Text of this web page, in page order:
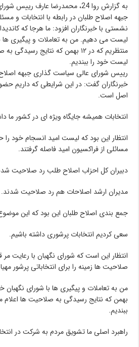
به گزارش روا 24، محمدرضا عارف
جبهه اصلاح طلبان در رابطه با انتخابات و
نشستی با خبرنگاران افزود: ما هرجا که
لیست می دهیم. من به تعاملات و پیگیری ها
منتظریم که در ١٢ بهمن که نتایج
لیست خود را ببندیم.
رییس شورای عالی سیاست گذاری جبهه
خبرنگاران گفت: در این شرایطی که داریم
اصل است.
انتخابات همیشه جایگاه ویژه ای در کشور ما
انتظار این بود که لیست امید انسجام خود را
مسائلی از فراکسیون امید فاصله گرفتند.
دبیران کل احزاب اصلاح طلب رد صلاحیت
مدیران ارشد اصلاحات هم رد صلاحیت شدند.
جمع بندی اصلاح طلبان این بود که این
سعی کردیم انتخابات پرشوری داشته باشیم.
انتظار این است که شورای نگهبان با رعایت
صلاحیت ها زمینه را برای انتخاباتی پرشور
بهمن که نتایج رسیدگی به صلاحیت ها
ببندیم.
راهبرد اصلی ما تشویق مردم به شرکت در